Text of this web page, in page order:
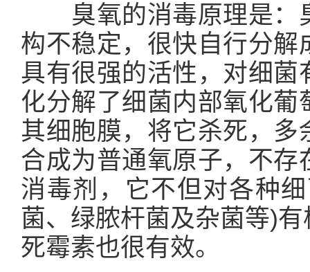
臭氧的消毒原理是：
构不稳定，很快自行分
具有很强的活性，对细
化分解了细菌内部氧化
其细胞膜，将它杀死，
合成为普通氧原子，不
消毒剂，它不但对各种
菌、绿脓杆菌及杂菌等)
死霉素也很有效。